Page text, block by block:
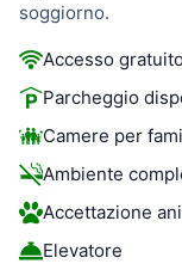
soggiorno.
Accesso
Parcheggio
Camere per
Ambiente
Accettazione
Elevatore